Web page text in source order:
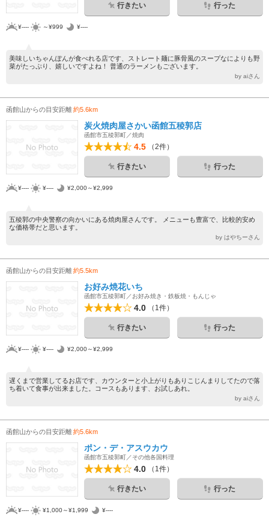
行きたい 行った
¥---- ～¥999 ¥----
美味しいちゃんぽんが食べれる店です、ストレート麺に豚骨風のスープなによりも野
菜がたっぷり、嬉しいですよね！ 普通のラーメンもございます。
by aiさん
函館山からの目安距離約5.6km
炭火焼肉屋さかい函館五稜郭店
函館市五稜郭町／焼肉
4.5 （2件）
行きたい 行った
¥---- ¥---- ¥2,000～¥2,999
五稜郭の中央警察の向かいにある焼肉屋さんです。 メニューも豊富で、比較的安め
な価格帯だと思います。
by はやちーさん
函館山からの目安距離約5.5km
お好み焼花いち
函館市五稜郭町／お好み焼き・鉄板焼・もんじゃ
4.0 （1件）
行きたい 行った
¥---- ¥---- ¥2,000～¥2,999
遅くまで営業してるお店です、カウンターと小上がりもありこじんまりしてたので落
ち着いて食事が出来ました。コースもあります、お試しあれ。
by aiさん
函館山からの目安距離約5.6km
ポン・デ・アスウカウ
函館市五稜郭町／その他各国料理
4.0 （1件）
行きたい 行った
¥---- ¥1,000～¥1,999 ¥----